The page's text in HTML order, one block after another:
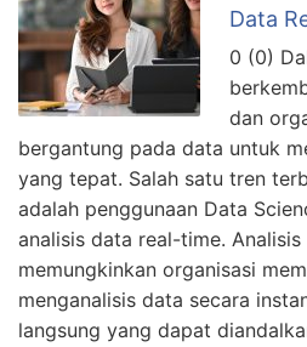
Data
0 (0)
dan
bergantung pada data untuk
yang tepat. Salah satu tren
adalah penggunaan Data
analisis data real-time.
memungkinkan organisasi
menganalisis data secara
langsung yang dapat